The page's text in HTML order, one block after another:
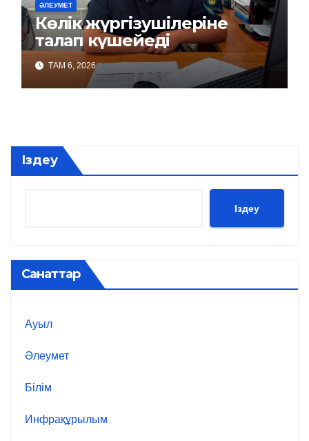
ӘЛЕУМЕТ
Көлік жүргізушілеріне
талап күшейеді
ТАМ 6, 2026
Іздеу
Іздеу
Санаттар
Ауыл
Әлеумет
Білім
Инфрақұрылым